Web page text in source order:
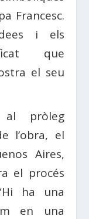
Francesc.
i els
que
el seu
al pròleg
l’obra, el
Aires,
el procés
ha una
en una